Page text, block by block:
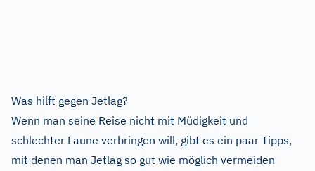
Was hilft gegen Jetlag?
Wenn man seine Reise nicht mit Müdigkeit und
schlechter Laune verbringen will, gibt es ein paar Tipps,
mit denen man Jetlag so gut wie möglich vermeiden